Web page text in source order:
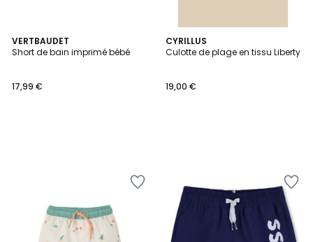
VERTBAUDET
Short de bain imprimé bébé
17,99 €
CYRILLUS
Culotte de plage en tissu Liberty
19,00 €